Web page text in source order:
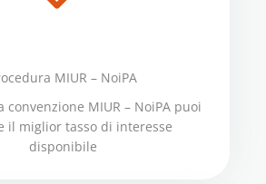
MIUR – NoiPA
convenzione MIUR – NoiPA puoi
il miglior tasso di interesse
disponibile